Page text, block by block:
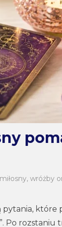
, wróżby
które
Po